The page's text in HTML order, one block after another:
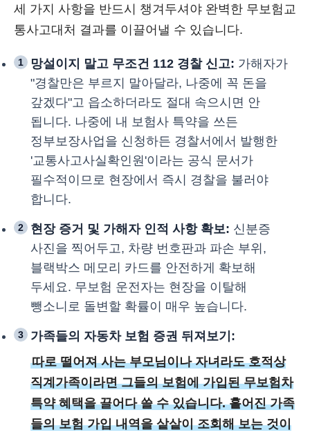
세 가지 사항을 반드시 챙겨두셔야 완벽한 무보험교
통사고대처 결과를 이끌어낼 수 있습니다.
1 망설이지 말고 무조건 112 경찰 신고: 가해자가
"경찰만은 부르지 말아달라, 나중에 꼭 돈을
갚겠다"고 읍소하더라도 절대 속으시면 안
됩니다. 나중에 내 보험사 특약을 쓰든
정부보장사업을 신청하든 경찰서에서 발행한
'교통사고사실확인원'이라는 공식 문서가
필수적이므로 현장에서 즉시 경찰을 불러야
합니다.
2 현장 증거 및 가해자 인적 사항 확보: 신분증
사진을 찍어두고, 차량 번호판과 파손 부위,
블랙박스 메모리 카드를 안전하게 확보해
두세요. 무보험 운전자는 현장을 이탈해
뺑소니로 돌변할 확률이 매우 높습니다.
3
가족들의 자동차 보험 증권 뒤져보기:
따로 떨어져 사는 부모님이나 자녀라도 호적상
직계가족이라면 그들의 보험에 가입된 무보험차
특약 혜택을 끌어다 쓸 수 있습니다. 흩어진 가족
들의 보험 가입 내역을 샅샅이 조회해 보는 것이